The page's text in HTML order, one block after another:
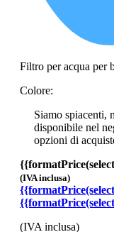
Filtro per acqua per
Colore:
Siamo spiacenti,
disponibile nel
opzioni di
(IVA inclusa)
(IVA inclusa)